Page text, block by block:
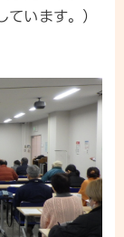
ています。）